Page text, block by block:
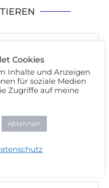
Cookies
Inhalte und Anzeigen
für soziale Medien
Zugriffe auf meine
Ablehnen